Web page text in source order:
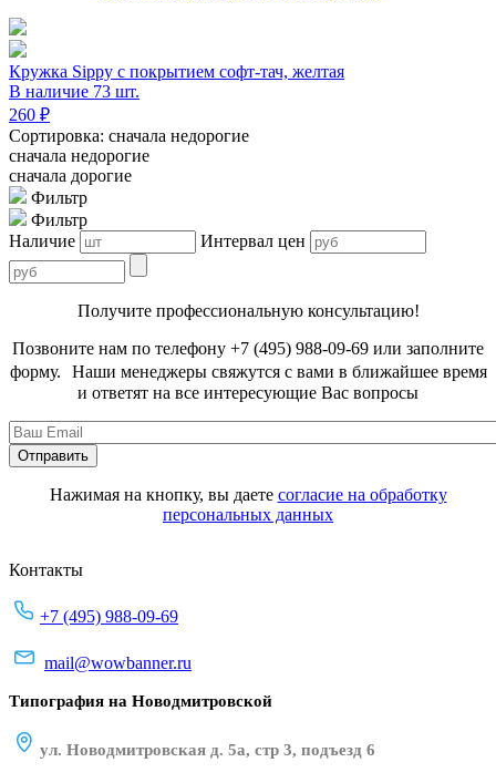
Кружка Sippy c покрытием софт-тач, желтая
В наличие 73 шт.
260 ₽
Сортировка: сначала недорогие
сначала недорогие
сначала дорогие
Фильтр
Фильтр
Наличие
Интервал цен
Получите профессиональную консультацию!
Позвоните нам по телефону +7 (495) 988-09-69 или заполните
форму. Наши менеджеры свяжутся с вами в ближайшее время
и ответят на все интересующие Вас вопросы
Нажимая на кнопку, вы даете согласие на обработку
персональных данных
Контакты
+7 (495) 988-09-69
mail@wowbanner.ru
Типография на Новодмитровской
ул. Новодмитровская д. 5а, стр 3, подъезд 6